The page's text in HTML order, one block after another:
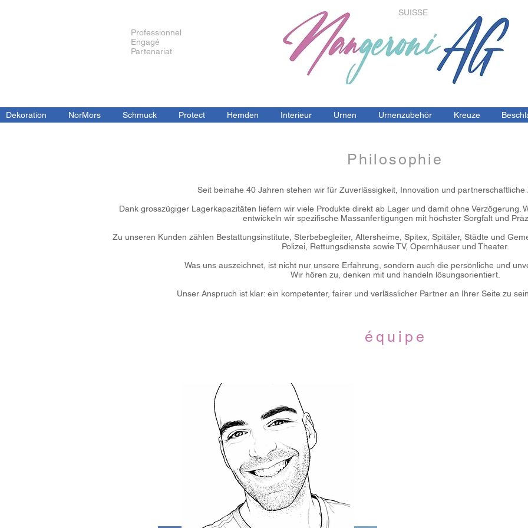
Professionnel
Engagé
Partenariat
SUISSE
Dekoration NorMors Schmuck Protect Hemden Interieur Urnen Urnenzubehör Kreuze
Philosophie
Seit beinahe 40 Jahren stehen wir für Zuverlässigkeit, Innovation und
Dank grosszügiger Lagerkapazitäten liefern wir viele Produkte direkt ab Lager und damit ohne Verzögerung.
entwickeln wir spezifische Massanfertigungen mit höchster Sorgfalt und
Zu unseren Kunden zählen Bestattungsinstitute, Sterbebegleiter, Altersheime, Spitex, Spitäler, Städte und
Polizei, Rettungsdienste sowie TV, Opernhäuser und Theater.
Was uns auszeichnet, ist nicht nur unsere Erfahrung, sondern auch die persönliche und
Wir hören zu, denken mit und handeln lösungsorientiert.
Unser Anspruch ist klar: ein kompetenter, fairer und verlässlicher Partner an Ihrer Seite zu
équipe